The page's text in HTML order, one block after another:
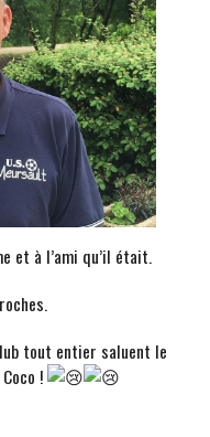
et à l’ami qu’il était.
tout entier saluent le
!